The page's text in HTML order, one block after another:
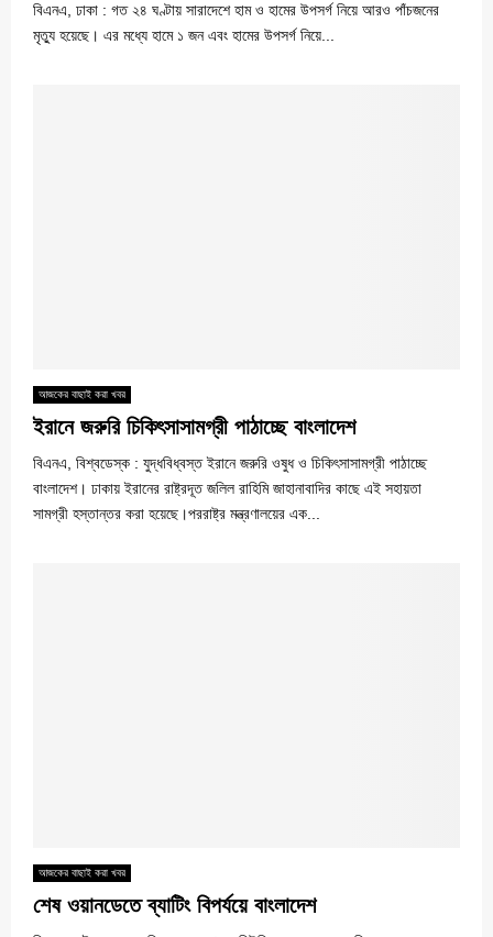
বিএনএ, ঢাকা : গত ২৪ ঘণ্টায় সারাদেশে হাম ও হামের উপসর্গ নিয়ে আরও পাঁচজনের
মৃত্যু হয়েছে। এর মধ্যে হামে ১ জন এবং হামের উপসর্গ নিয়ে...
আজকের বাছাই করা খবর
ইরানে জরুরি চিকিৎসাসামগ্রী পাঠাচ্ছে বাংলাদেশ
বিএনএ, বিশ্বডেস্ক : যুদ্ধবিধ্বস্ত ইরানে জরুরি ওষুধ ও চিকিৎসাসামগ্রী পাঠাচ্ছে
বাংলাদেশ। ঢাকায় ইরানের রাষ্ট্রদূত জলিল রাহিমি জাহানাবাদির কাছে এই সহায়তা
সামগ্রী হস্তান্তর করা হয়েছে।পররাষ্ট্র মন্ত্রণালয়ের এক...
আজকের বাছাই করা খবর
শেষ ওয়ানডেতে ব্যাটিং বিপর্যয়ে বাংলাদেশ